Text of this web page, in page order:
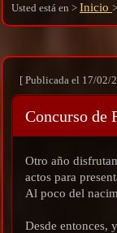
Usted está en > Inicio >
[ Publicada el 17/02/
Concurso de
Otro año
actos para
Al poco del
Desde entonces,